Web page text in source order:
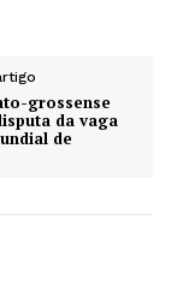
grossense
da vaga
de